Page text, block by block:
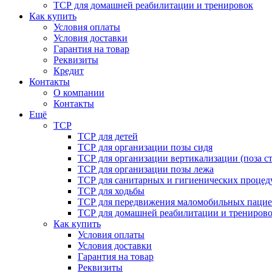
ТСР для домашней реабилитации и тренировок
Как купить
Условия оплаты
Условия доставки
Гарантия на товар
Реквизиты
Кредит
Контакты
О компании
Контакты
Ещё
ТСР
ТСР для детей
ТСР для организации позы сидя
ТСР для организации вертикализации (поза
ТСР для организации позы лежа
ТСР для санитарных и гигиенических
ТСР для ходьбы
ТСР для передвижения маломобильных
ТСР для домашней реабилитации и
Как купить
Условия оплаты
Условия доставки
Гарантия на товар
Реквизиты